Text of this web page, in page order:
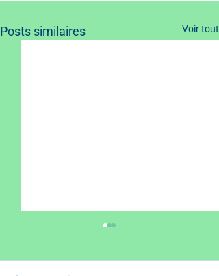
Posts similaires Voir tout